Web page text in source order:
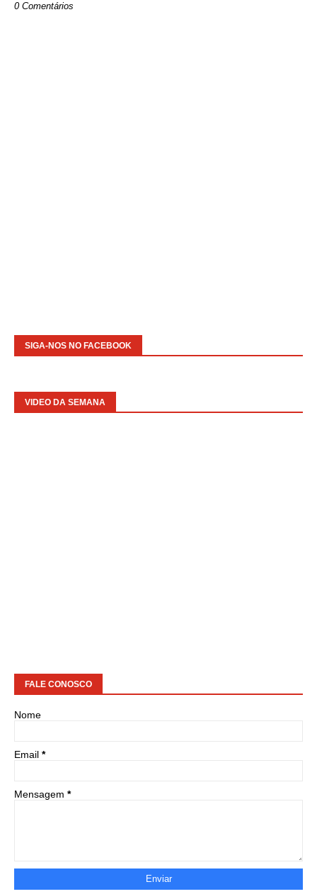
0 Comentários
SIGA-NOS NO FACEBOOK
VIDEO DA SEMANA
FALE CONOSCO
Nome
Email *
Mensagem *